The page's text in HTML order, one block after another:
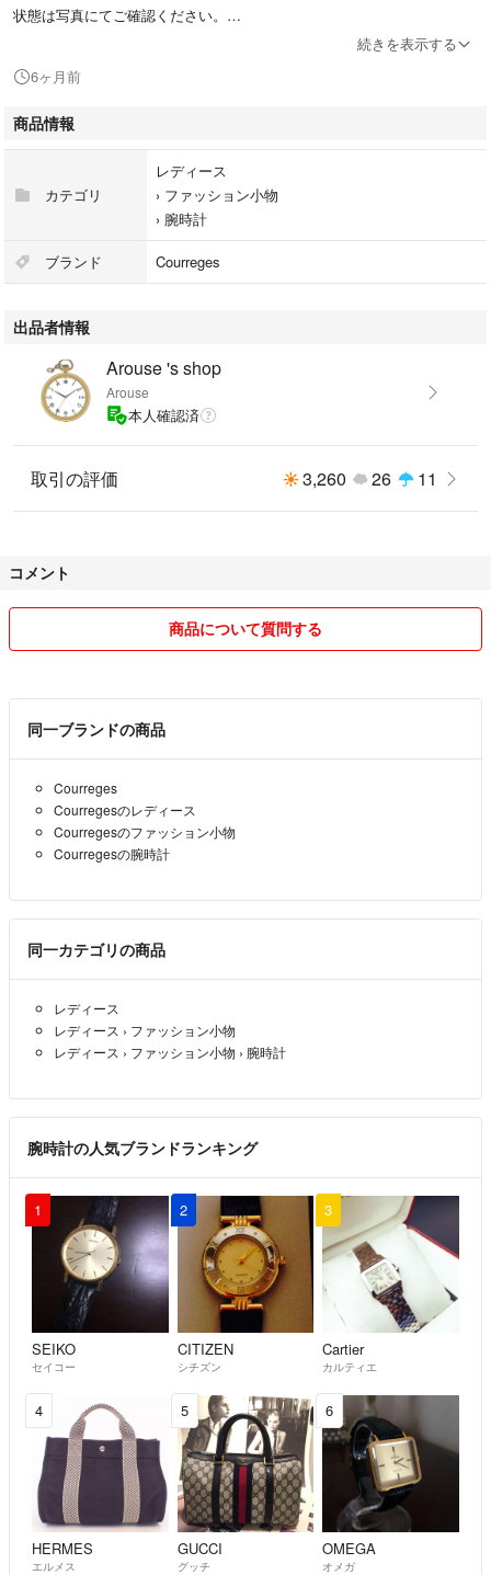
状態は写真にてご確認ください。
続きを表示する
6ヶ月前
商品情報
カテゴリ
レディース
› ファッション小物
› 腕時計
ブランド Courreges
出品者情報
Arouse 's shop
Arouse
本人確認済
取引の評価 3,260 26 11
コメント
商品について質問する
同一ブランドの商品
Courreges
Courregesのレディース
Courregesのファッション小物
Courregesの腕時計
同一カテゴリの商品
レディース
レディース › ファッション小物
レディース › ファッション小物 › 腕時計
腕時計の人気ブランドランキング
1
SEIKO
セイコー
2
CITIZEN
シチズン
3
Cartier
カルティエ
4
HERMES
エルメス
5
GUCCI
グッチ
6
OMEGA
オメガ